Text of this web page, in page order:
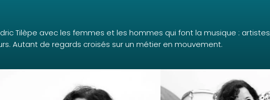
Tilèpe avec les femmes et les hommes qui font la musique :
Autant de regards croisés sur un métier en mouvement.